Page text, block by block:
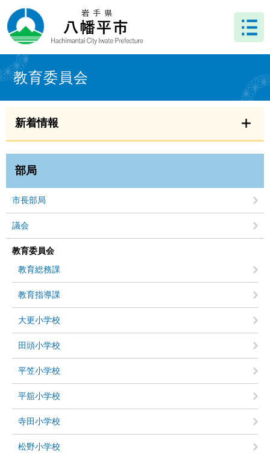
ー
ジ
先
頭
で
ニ
ュ
を
飛
ば
文 教育委員会
新着情報
部局
市長部局
議会
教育委員会
教育総務課
教育指導課
大更小学校
田頭小学校
平笠小学校
平舘小学校
寺田小学校
松野小学校